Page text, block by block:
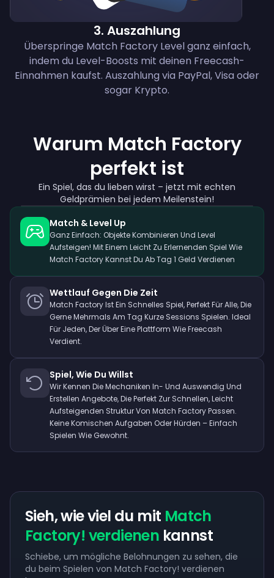
3. Auszahlung
Überspringe Match Factory Level ganz einfach,
indem du Level-Boosts mit deinen Freecash-
Einnahmen kaufst. Auszahlung via PayPal, Visa oder
sogar Krypto.
Warum Match Factory
perfekt ist
Ein Spiel, das du lieben wirst – jetzt mit echten
Geldprämien bei jedem Meilenstein!
Match & Level Up
Ganz Einfach: Objekte Kombinieren Und Level
Aufsteigen! Mit Einem Leicht Zu Erlernenden Spiel Wie
Match Factory Kannst Du Ab Tag 1 Geld Verdienen
Wettlauf Gegen Die Zeit
Match Factory Ist Ein Schnelles Spiel, Perfekt Für Alle, Die
Gerne Mehrmals Am Tag Kurze Sessions Spielen. Ideal
Für Jeden, Der Über Eine Plattform Wie Freecash
Verdient.
Spiel, Wie Du Willst
Wir Kennen Die Mechaniken In- Und Auswendig Und
Erstellen Angebote, Die Perfekt Zur Schnellen, Leicht
Aufsteigenden Struktur Von Match Factory Passen.
Keine Komischen Aufgaben Oder Hürden – Einfach
Spielen Wie Gewohnt.
Sieh, wie viel du mit Match
Factory! verdienen kannst
Schiebe, um mögliche Belohnungen zu sehen, die
du beim Spielen von Match Factory! verdienen